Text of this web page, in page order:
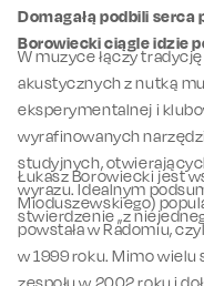
Domagałą podbili serca
Borowiecki ciągle idzie
W muzyce łączy
akustycznych z nutką
eksperymentalnej i
wyrafinowanych
studyjnych,
wyrazu. Idealnym
stwierdzenie „z
Łukasz Borowiecki jest
Mioduszewskiego)
powstała w Radomiu,
w 1999 roku. Mimo wielu